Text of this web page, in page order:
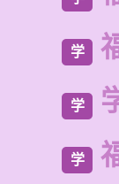
学
学
学